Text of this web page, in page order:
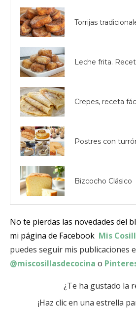
Torrijas
Leche frita.
Crepes, receta
Postres con
Bizcocho Clásico
No te pierdas las novedades del
mi página de Facebook Mis
puedes seguir mis publicaciones
@miscosillasdecocina o
¿Te ha gustado la
¡Haz clic en una estrella